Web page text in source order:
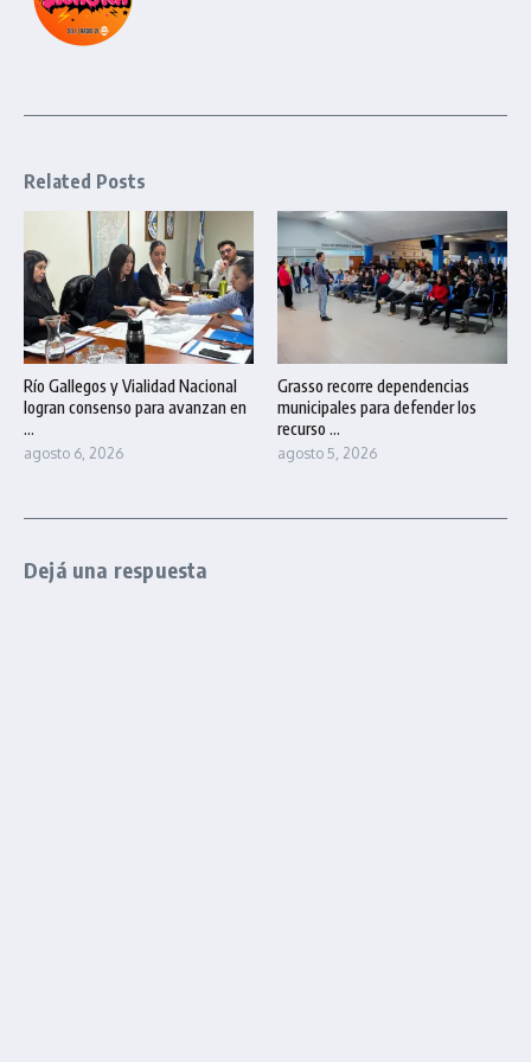
Related Posts
Río Gallegos y Vialidad Nacional
logran consenso para avanzan en
...
agosto 6, 2026
Grasso recorre dependencias
municipales para defender los
recurso ...
agosto 5, 2026
Dejá una respuesta